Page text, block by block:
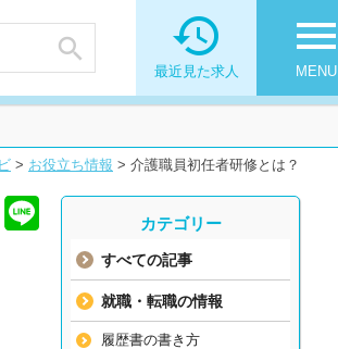
 menu
MENU

最近見た求人
> お役立ち情報 > 介護職員初任者研修とは？
カテゴリー
すべての記事
就職・転職の情報
履歴書の書き方